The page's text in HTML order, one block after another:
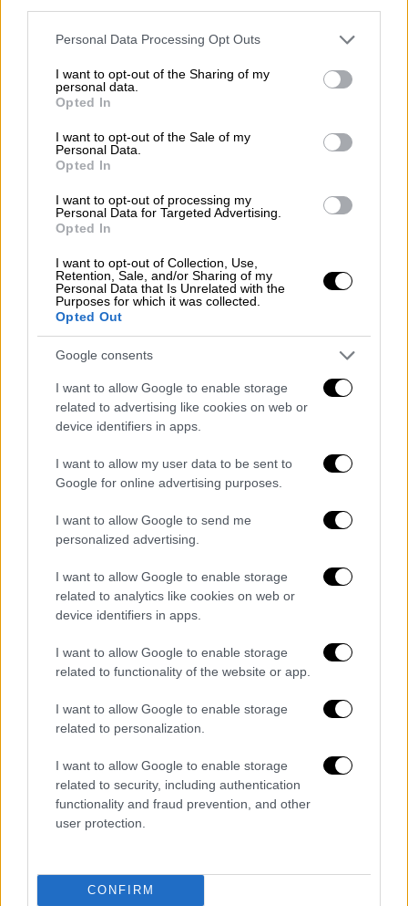
Please note that this website/app uses one or more Google
not limited to your visit or usage behaviour. You may click to
grant or deny consent to Google and its third-party tags to
use your data for below specified purposes in below Google
consent section.
Personal Data Processing Opt Outs
I want to opt-out of the Sharing of my
personal data.
Opted In
I want to opt-out of the Sale of my
Personal Data.
Opted In
I want to opt-out of processing my
Personal Data for Targeted Advertising.
Opted In
I want to opt-out of Collection, Use,
Retention, Sale, and/or Sharing of my
Personal Data that Is Unrelated with the
Purposes for which it was collected.
Opted Out
Google consents
I want to allow Google to enable storage
related to advertising like cookies on web or
device identifiers in apps.
I want to allow my user data to be sent to
Google for online advertising purposes.
I want to allow Google to send me
personalized advertising.
I want to allow Google to enable storage
related to analytics like cookies on web or
device identifiers in apps.
I want to allow Google to enable storage
related to functionality of the website or app.
I want to allow Google to enable storage
related to personalization.
I want to allow Google to enable storage
related to security, including authentication
functionality and fraud prevention, and other
user protection.
CONFIRM
πρόκειται για περιοχή που καλύπτεται από
την ευθύνη του ελληνικού σταθμού της
Η αντίδραση της Αθήνας
Η ελληνική πλευρά απάντησε άμεσα με την
έκδοση αντι-NAVTEX (154/25) από τον
τουρκική ανακοίνωση δεν έχει ισχύ, καθώς
αναφέρεται σε περιοχή ελληνικής
αρμοδιότητας. Η Αθήνα θα παρακολουθεί
στενά την πορεία του τουρκικού σκάφους
και παραμένει σε ετοιμότητα για τυχόν
εξελίξεις επί του πεδίου.
Ιδιαίτερη σημασία αποδίδεται στο γεγονός
ότι το «Πίρι Ρέις» αναμένεται να πλεύσει
στην ευρύτερη περιοχή της νησίδας
Καλόγερος, η οποία περιλαμβάνεται σχεδόν
καθ’ όλη τη διάρκεια του έτους σε μόνιμο
πεδίο βολής των Ελληνικών Ενόπλων
Δυνάμεων, κάτι που εδώ και χρόνια προκαλεί
την έντονη ενόχληση της Άγκυρας.
Πίρι Ρέις (Χ)
«αγκάθι»